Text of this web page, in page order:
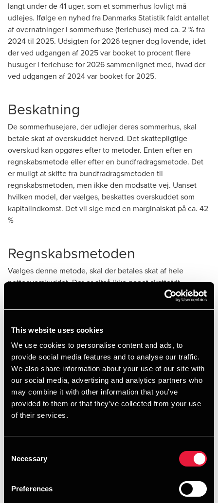
This website uses cookies
We use cookies to personalise content and ads, to
provide social media features and to analyse our traffic.
We also share information about your use of our site with
our social media, advertising and analytics partners who
may combine it with other information that you’ve
provided to them or that they’ve collected from your use
of their services.
Selection
Necessary
Preferences
langt under de 41 uger, som et sommerhus lovligt må
udlejes. Ifølge en nyhed fra Danmarks Statistikfaldt antallet
af overnatninger i sommerhuse (feriehuse) med ca. 2 % fra
2024 til 2025. Udsigten for 2026 tegner dog lovende, idet
der ved udgangen af 2025 var booket to procent flere
husuger i feriehuse for 2026 sammenlignet med, hvad der
ved udgangen af 2024 var booket for 2025.
Beskatning
De sommerhusejere, der udlejer deres sommerhus, skal
betale skat af overskuddet herved. Det skattepligtige
overskud kan opgøres efter to metoder. Enten efter en
regnskabsmetode eller efter en bundfradragsmetode. Det
er muligt at skifte fra bundfradragsmetoden til
regnskabsmetoden, men ikke den modsatte vej. Uanset
hvilken model, der vælges, beskattes overskuddet som
kapitalindkomst. Det vil sige med en marginalskat på ca. 42
%
Regnskabsmetoden
Vælges denne metode, skal der betales skat af hele
nettooverskuddet. Der er altså ikke noget skattefrit
bundfradrag. Det kan lyde som en ulempe, men det er det
ikke nødvendigvis. Står ejeren helt eller delvist selv for
regnskabsmetoden faktisk godt være fordelagtig. Det
skyldes, at der efter denne metode kan fratrækkes den
andel af udgiften til grundskyld, som forholdsmæssigt kan
henføres til de udlejede uger, ligesom der kan opnås
nedslag i ejendomsværdiskatten for samme periode. Disse
muligheder gælder ikke for dem, der bruger
bundfradragsmetoden.
Regnskabsmetoden indebærer, at ejeren skal udarbejde et
samtlige lejeindtægter inklusive betaling for el, vand og
varme samt for rengøring skal indgå, men hvor der også kan
fratrækkes alle udgifter forbundet med udlejningen. I
udgifter til køb af møbler og andet inventar – bortset fra
hårde hvidevarer – samt udgifter til vedligeholdelse af den